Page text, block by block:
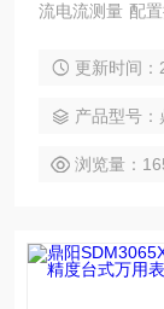
流电流测量 配
者导出以方便
更新时间
产品型号
浏览量：